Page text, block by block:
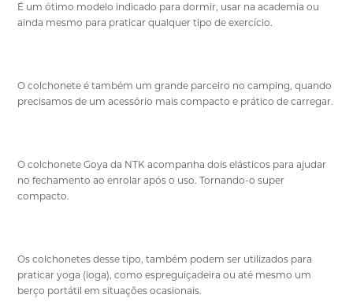
É um ótimo modelo indicado para dormir, usar na academia ou
ainda mesmo para praticar qualquer tipo de exercício.
O colchonete é também um grande parceiro no camping, quando
precisamos de um acessório mais compacto e prático de carregar.
O colchonete Goya da NTK acompanha dois elásticos para ajudar
no fechamento ao enrolar após o uso. Tornando-o super
compacto.
Os colchonetes desse tipo, também podem ser utilizados para
praticar yoga (ioga), como espreguiçadeira ou até mesmo um
berço portátil em situações ocasionais.